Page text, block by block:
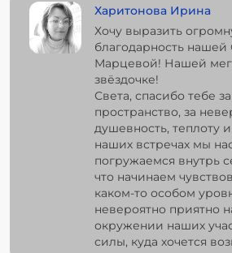
Харитонова Ирина
Хочу выразить
благодарность нашей
Марцевой! Нашей
звёздочке!
Света, спасибо тебе
пространство, за
душевность, теплоту
наших встречах мы
погружаемся внутрь
что начинаем
каком-то особом
невероятно приятно
окружении наших
силы, куда хочется